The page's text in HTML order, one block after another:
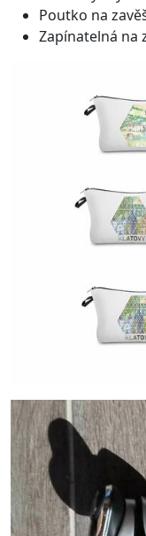
Poutko na
Zapínatelná na